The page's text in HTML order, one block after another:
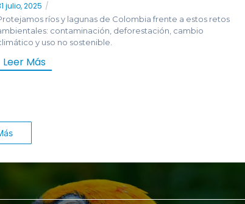
julio, 2025 /
ríos y lagunas de Colombia frente a estos retos
contaminación, deforestación, cambio
y uso no sostenible.
Leer Más